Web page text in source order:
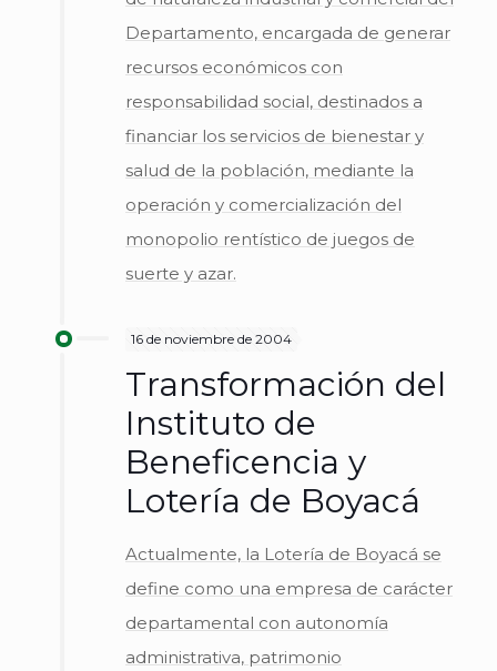
Departamento, encargada de generar
recursos económicos con
responsabilidad social, destinados a
financiar los servicios de bienestar y
salud de la población, mediante la
operación y comercialización del
monopolio rentístico de juegos de
suerte y azar.
16 de noviembre de 2004
Transformación del
Instituto de
Beneficencia y
Lotería de Boyacá
Actualmente, la Lotería de Boyacá se
define como una empresa de carácter
departamental con autonomía
administrativa, patrimonio